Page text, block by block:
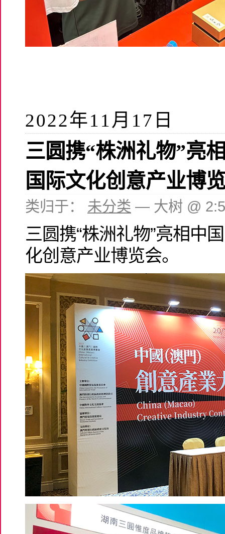
2022年11月17日
三圆携“株洲礼物”亮
国际文化创意产业博
类归于： 未分类 — 大树 @
三圆携“株洲礼物”亮相中
化创意产业博览会。